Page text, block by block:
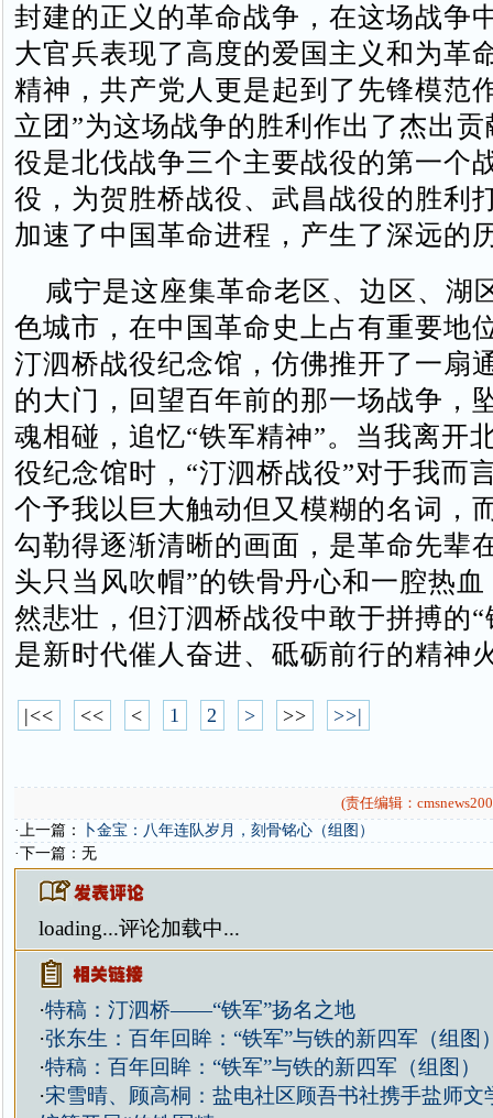
封建的正义的革命战争，在这场战争
大官兵表现了高度的爱国主义和为革
精神，共产党人更是起到了先锋模范
立团”为这场战争的胜利作出了杰出
役是北伐战争三个主要战役的第一个
役，为贺胜桥战役、武昌战役的胜利
加速了中国革命进程，产生了深远的
咸宁是这座集革命老区、边区、湖
色城市，在中国革命史上占有重要地
汀泗桥战役纪念馆，仿佛推开了一扇
的大门，回望百年前的那一场战争，
魂相碰，追忆“铁军精神”。当我离开
役纪念馆时，“汀泗桥战役”对于我而
个予我以巨大触动但又模糊的名词，
勾勒得逐渐清晰的画面，是革命先辈
头只当风吹帽”的铁骨丹心和一腔热
然悲壮，但汀泗桥战役中敢于拼搏的“
是新时代催人奋进、砥砺前行的精神
|<< << < 1 2 > >> >>|
(责任编辑：
·上一篇：
卜金宝：八年连队岁月，刻骨铭心（组图）
·下一篇：无
loading...评论加载中...
·特稿：汀泗桥——“铁军”扬名之地
·张东生：百年回眸：“铁军”与铁的新四军（组图
·特稿：百年回眸：“铁军”与铁的新四军（组图）
·宋雪晴、顾高桐：盐电社区顾吾书社携手盐师文